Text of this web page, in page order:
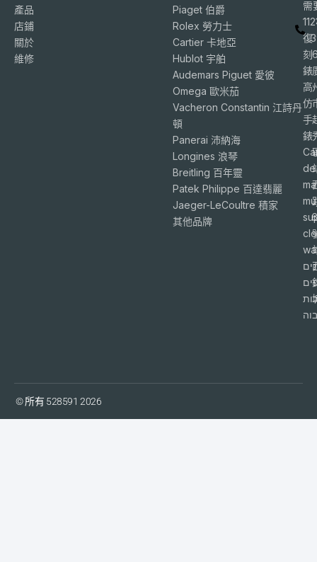
產品
店鋪
關於
維修
Piaget 伯爵
Rolex 勞力士
Cartier 卡地亞
Hublot 宇舶
Audemars Piguet 愛彼
Omega 歐米茄
Vacheron Constantin 江詩丹
頓
Panerai 沛納海
Longines 浪琴
Breitling 百年靈
Patek Philippe 百達翡麗
Jaeger-LeCoultre 積家
其他品牌
需
復
刻
錶
高
仿
手
錶
de
© 所有 528591 2026